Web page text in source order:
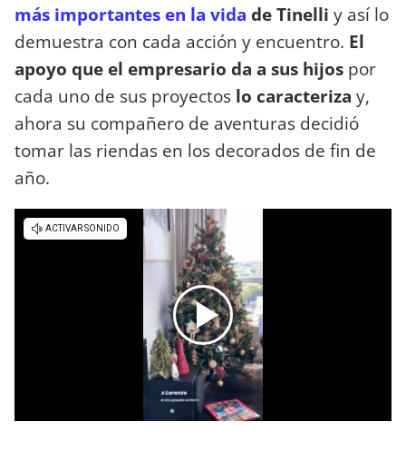
más importantes en la vida de Tinelli y así lo
demuestra con cada acción y encuentro. El
apoyo que el empresario da a sus hijos por
cada uno de sus proyectos lo caracteriza y,
ahora su compañero de aventuras decidió
tomar las riendas en los decorados de fin de
año.